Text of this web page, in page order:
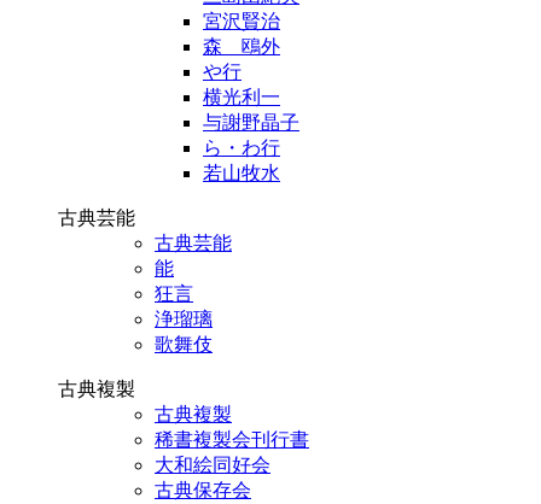
宮沢賢治
森 鴎外
や行
横光利一
与謝野晶子
ら・わ行
若山牧水
古典芸能
古典芸能
能
狂言
浄瑠璃
歌舞伎
古典複製
古典複製
稀書複製会刊行書
大和絵同好会
古典保存会